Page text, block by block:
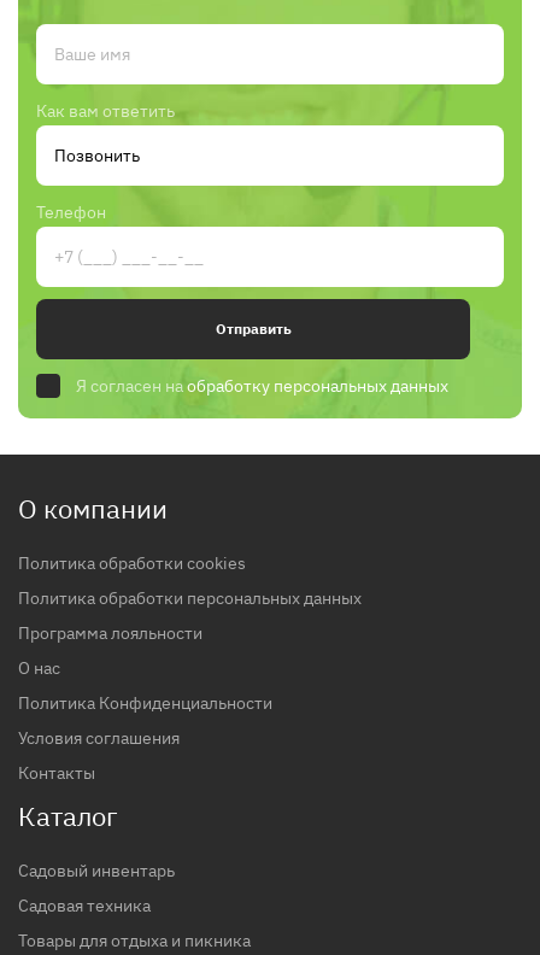
Как вам ответить
Телефон
Отправить
Я согласен наобработку персональных данных
О компании
Политика обработки cookies
Политика обработки персональных данных
Программа лояльности
О нас
Политика Конфиденциальности
Условия соглашения
Контакты
Каталог
Садовый инвентарь
Садовая техника
Товары для отдыха и пикника